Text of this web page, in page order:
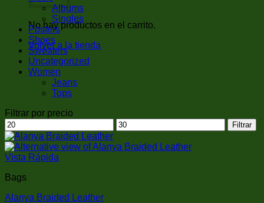
No hay productos en el carrito.
Volver a la tienda
Albums
Singles
Posters
Shoes
Sweaters
Uncategorized
Women
Jeans
Tops
Filtrar por precio
Precio
mínimo
Precio
máximo
Filtrar
Vista Rápida
Bags
Alanya Braided Leather